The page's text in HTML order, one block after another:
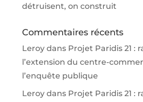
détruisent, on construit
Commentaires récents
Leroydans Projet Paridis 21 :
l’extension du centre-
l’enquête publique
Leroydans Projet Paridis 21 :